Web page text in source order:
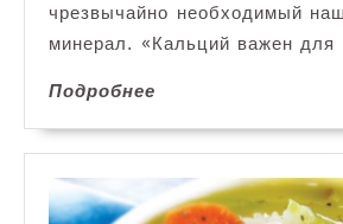
чрезвычайно необходимый
минерал. «Кальций важен для
Подробнее